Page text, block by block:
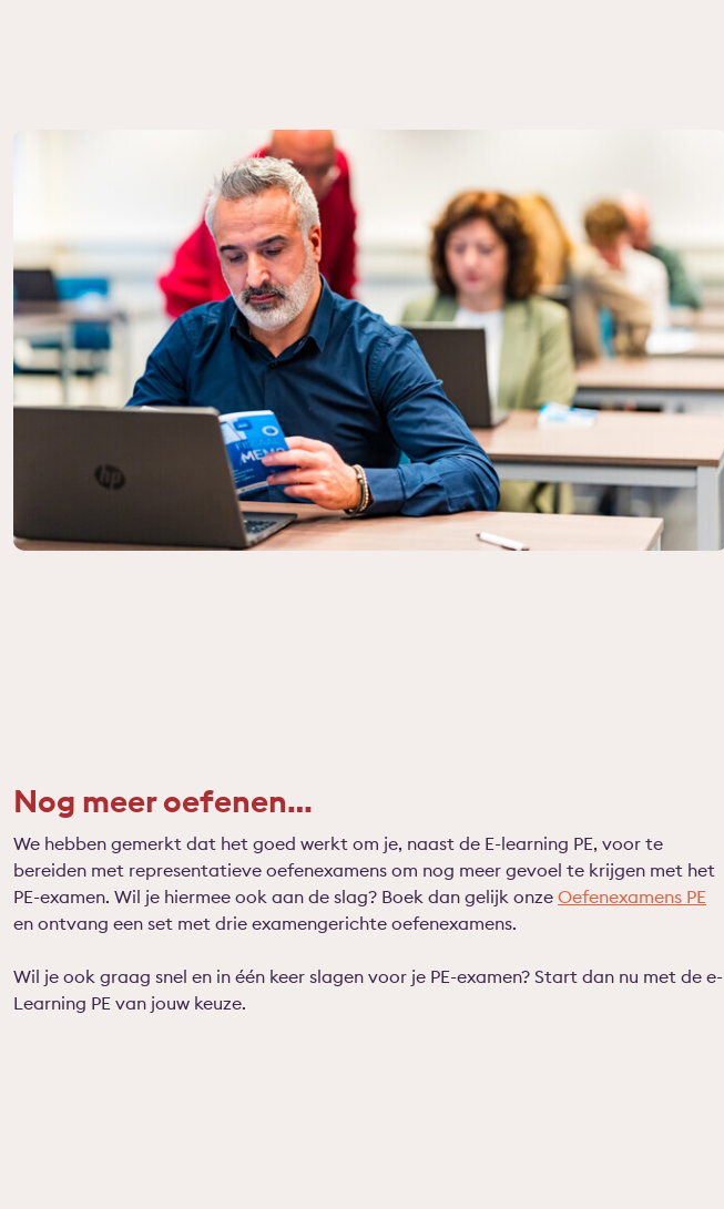
Nog meer oefenen…
We hebben gemerkt dat het goed werkt om je, naast de E-learning PE, voor te
bereiden met representatieve oefenexamens om nog meer gevoel te krijgen met het
PE-examen. Wil je hiermee ook aan de slag? Boek dan gelijk onze Oefenexamens PE
en ontvang een set met drie examengerichte oefenexamens.
Wil je ook graag snel en in één keer slagen voor je PE-examen? Start dan nu met de e-
Learning PE van jouw keuze.